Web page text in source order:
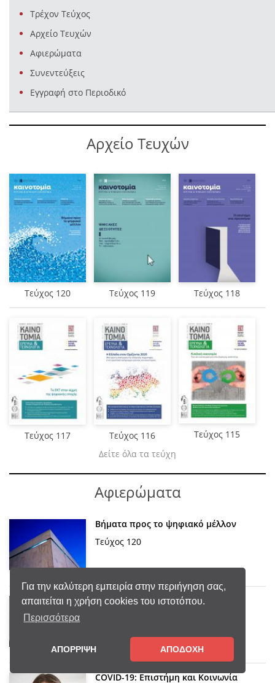
Για την καλύτερη εμπειρία στην περιήγηση σας,
απαιτείται η χρήση cookies του ιστοτόπου.
Περισσότερα
ΑΠΟΡΡΙΨΗ ΑΠΟΔΟΧΗ
Τρέχον Τεύχος
Αρχείο Τευχών
Αφιερώματα
Συνεντεύξεις
Εγγραφή στο Περιοδικό
Αρχείο Τευχών
Τεύχος 120 Τεύχος 119 Τεύχος 118
Τεύχος 117 Τεύχος 116
Τεύχος 115
Δείτε όλα τα τεύχη
Αφιερώματα
Βήματα προς το ψηφιακό μέλλον
Τεύχος 120
Ψηφιακές δεξιότητες
COVID-19: Επιστήμη και Κοινωνία